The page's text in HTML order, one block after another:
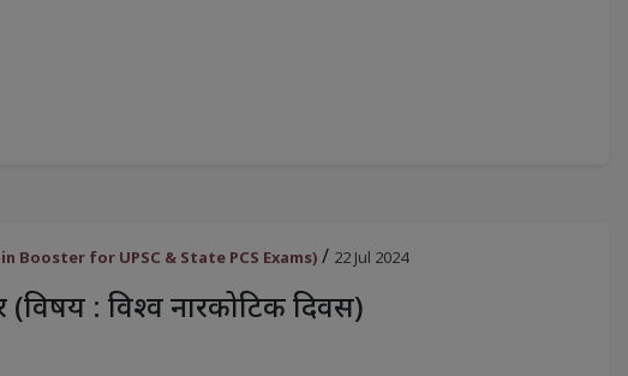
Booster for UPSC & State PCS Exams) / 22 Jul 2024
(विषय : विश्व नारकोटिक दिवस)